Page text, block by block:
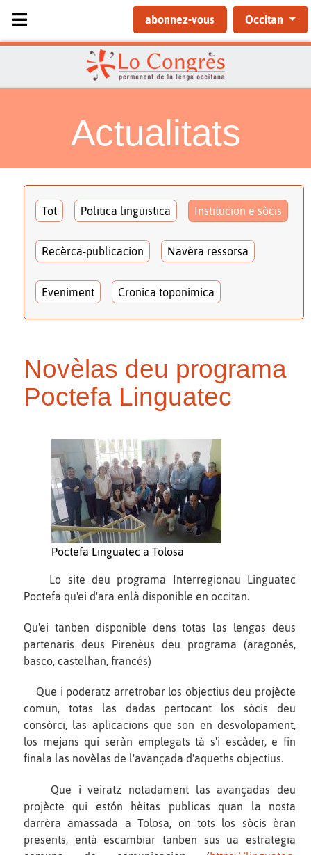
Sélectionnez votre langue
abonnez-vous Occitan
Actualitats
Tot Politica lingüistica Institucion e sòcis
Recèrca-publicacion Navèra ressorsa
Eveniment Cronica toponimica
Novèlas deu programa
Poctefa Linguatec
Poctefa Linguatec a Tolosa
Lo site deu programa Interregionau Linguatec
Poctefa​ qu'ei d'ara enlà disponible en occitan.
Qu'ei tanben disponible dens totas las lengas deus
partenaris deus Pirenèus deu programa (aragonés,
basco, castelhan, francés)
Que i poderatz arretrobar los objectius deu projècte
comun, totas las dadas pertocant los sòcis deu
consòrci, las aplicacions que son en desvolopament,
los mejans qui seràn emplegats tà s'i escàder, e fin
finala las novèlas de l'avançada d'aqueths objectius.
Que i veiratz notadament las avançadas deu
projècte qui estón hèitas publicas quan la nosta
darrèra amassada a Tolosa, on tots los sòcis èran
presents, entà escambiar tanben sus ua estrategia